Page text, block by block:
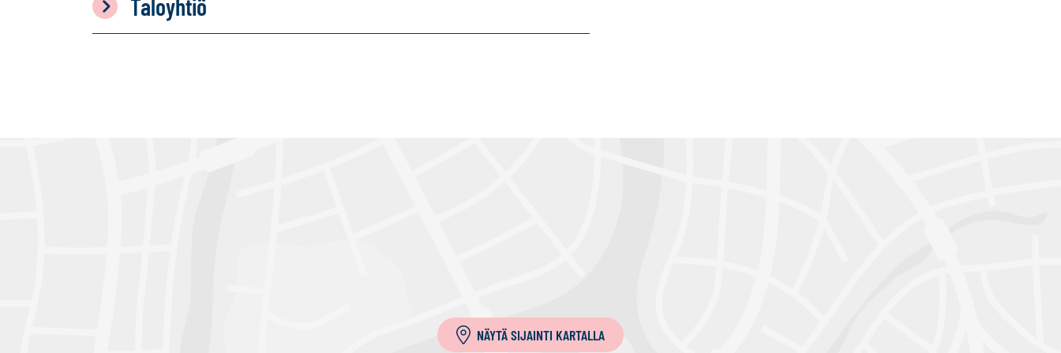
Taloyhtiö
NÄYTÄ SIJAINTI KARTALLA